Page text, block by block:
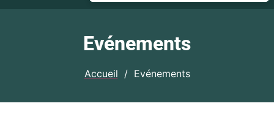
Evénements
Accueil / Evénements